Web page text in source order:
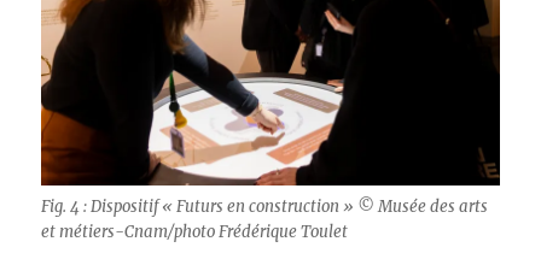
Fig. 4 : Dispositif « Futurs en construction » © Musée des arts
et métiers-Cnam/photo Frédérique Toulet